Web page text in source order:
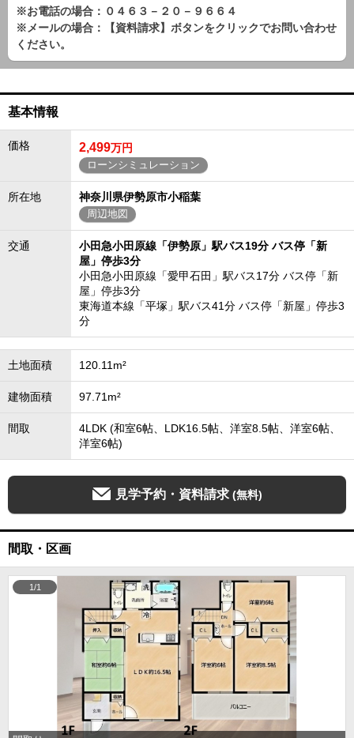
※お電話の場合：０４６３－２０－９６６４
※メールの場合：【資料請求】ボタンをクリックでお問い合わせ
ください。
基本情報
価格 2,499万円
ローンシミュレーション
所在地 神奈川県伊勢原市小稲葉
周辺地図
交通
小田急小田原線「伊勢原」駅バス19分 バス停「新
屋」停歩3分
小田急小田原線「愛甲石田」駅バス17分 バス停「新
屋」停歩3分
東海道本線「平塚」駅バス41分 バス停「新屋」停歩3
分
土地面積 120.11m²
建物面積 97.71m²
間取
4LDK (和室6帖、LDK16.5帖、洋室8.5帖、洋室6帖、
洋室6帖)
見学予約・資料請求 (無料)
間取・区画
1/1